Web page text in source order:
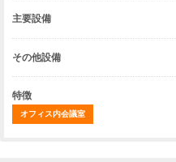
主要設備
その他設備
特徴
オフィス内会議室